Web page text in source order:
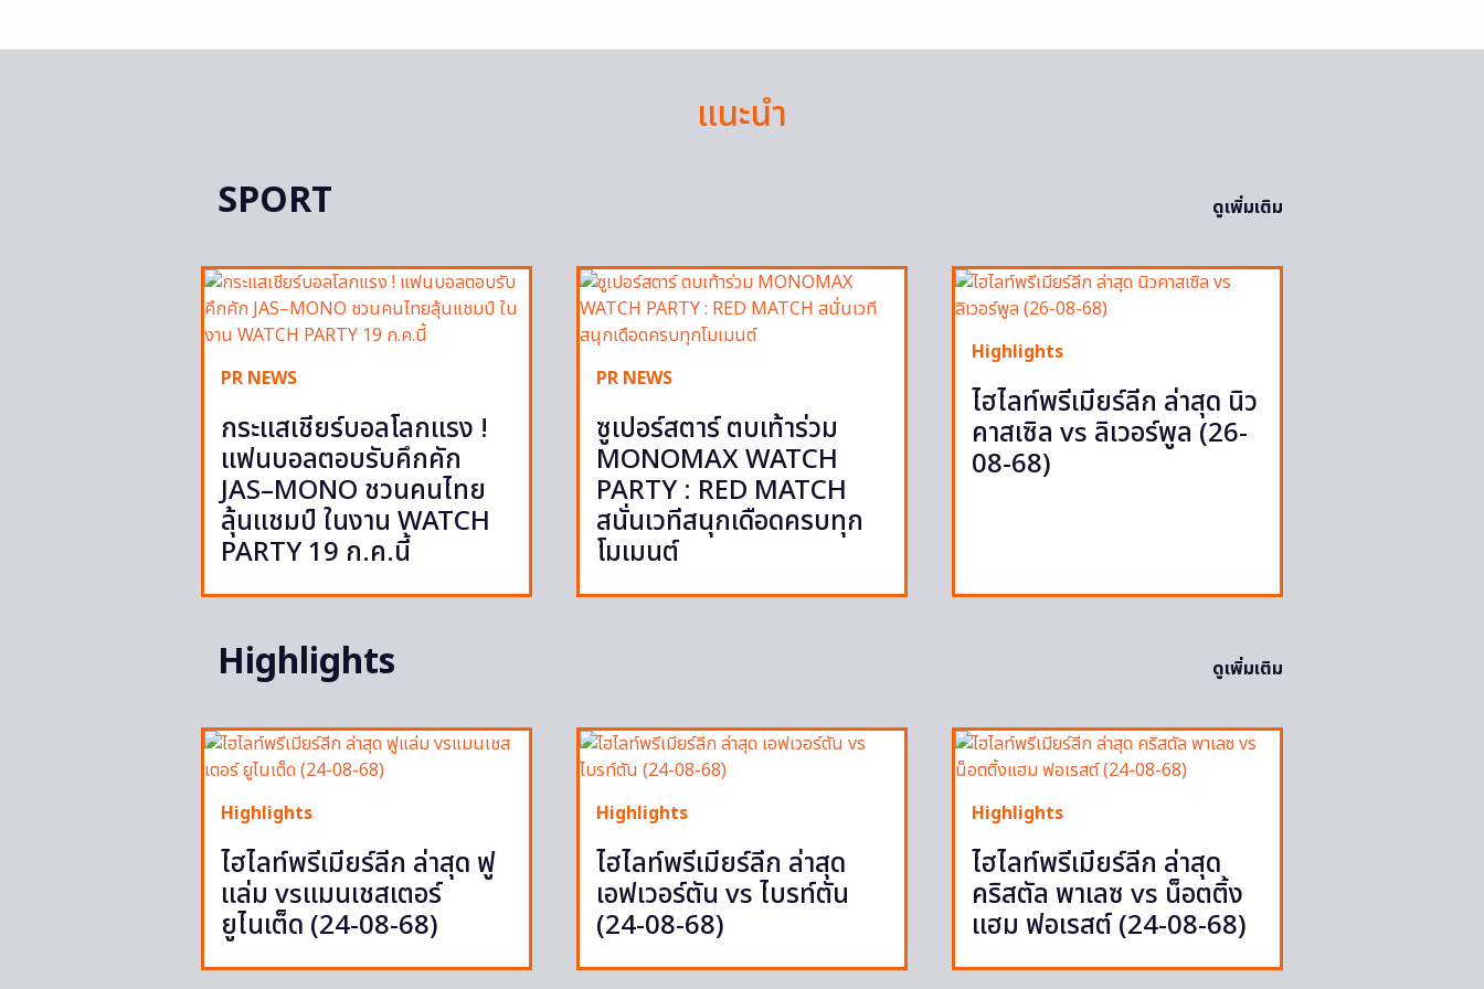
แนะนำ
SPORT
ดูเพิ่มเติม
PR NEWS
กระแสเชียร์บอลโลกแรง !
แฟนบอลตอบรับคึกคัก
JAS–MONO ชวนคนไทย
ลุ้นแชมป์ ในงาน WATCH
PARTY 19 ก.ค.นี้
PR NEWS
ซูเปอร์สตาร์ ตบเท้าร่วม
MONOMAX WATCH
PARTY : RED MATCH
สนั่นเวทีสนุกเดือดครบทุก
โมเมนต์
Highlights
ไฮไลท์พรีเมียร์ลีก ล่าสุด นิว
คาสเซิล vs ลิเวอร์พูล (26-
08-68)
Highlights ดูเพิ่มเติม
Highlights
ไฮไลท์พรีเมียร์ลีก ล่าสุด ฟู
แล่ม vsแมนเชสเตอร์
ยูไนเต็ด (24-08-68)
Highlights
ไฮไลท์พรีเมียร์ลีก ล่าสุด
เอฟเวอร์ตัน vs ไบรท์ตัน
(24-08-68)
Highlights
ไฮไลท์พรีเมียร์ลีก ล่าสุด
คริสตัล พาเลซ vs น็อตติ้ง
แฮม ฟอเรสต์ (24-08-68)